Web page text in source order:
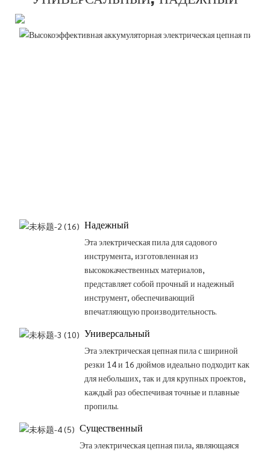
Надежный
Эта электрическая пила для садового
инструмента, изготовленная из
высококачественных материалов,
представляет собой прочный и надежный
инструмент, обеспечивающий
впечатляющую производительность.
Универсальный
Эта электрическая цепная пила с шириной
резки 14 и 16 дюймов идеально подходит как
для небольших, так и для крупных проектов,
каждый раз обеспечивая точные и плавные
пропилы.
Существенный
Эта электрическая цепная пила, являющаяся